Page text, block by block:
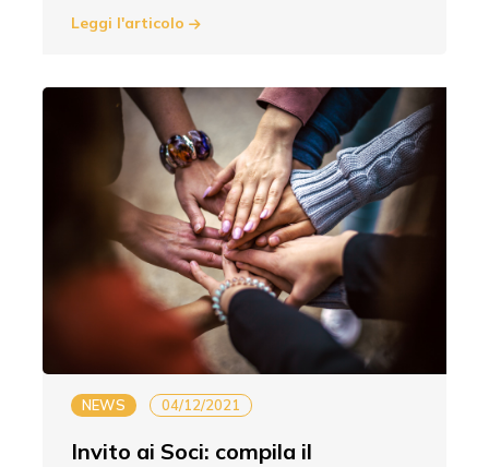
Leggi l'articolo
NEWS 04/12/2021
Invito ai Soci: compila il